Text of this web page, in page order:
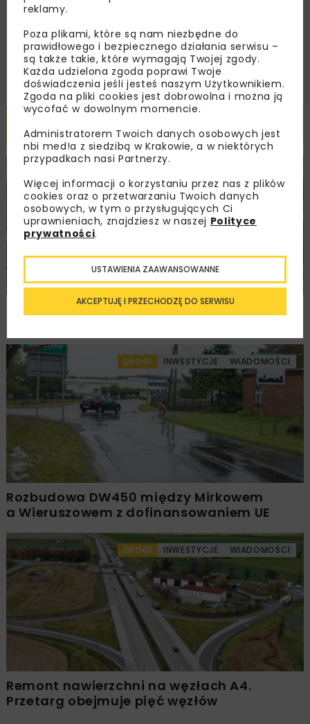
handlowej w postaci newslettera.
ZAPISZ MNIE
PKP PLK ogłosiły przetarg na odcinek Gdów
DROGI INWESTYCJE WIADOMOŚCI
Rozbudowa DW450 między Mirkowem
a Wieruszowem z dofinansowaniem UE
DROGI INWESTYCJE WIADOMOŚCI
Remont nawierzchni na węzłach A4.
Przetarg obejmuje pięć węzłów
reklamy.
Poza plikami, które są nam niezbędne do
prawidłowego i bezpiecznego działania serwisu –
są także takie, które wymagają Twojej zgody.
Każda udzielona zgoda poprawi Twoje
doświadczenia jeśli jesteś naszym Użytkownikiem.
Zgoda na pliki cookies jest dobrowolna i można ją
wycofać w dowolnym momencie.
Administratorem Twoich danych osobowych jest
nbi med!a z siedzibą w Krakowie, a w niektórych
przypadkach nasi Partnerzy.
Więcej informacji o korzystaniu przez nas z plików
cookies oraz o przetwarzaniu Twoich danych
osobowych, w tym o przysługujących Ci
uprawnieniach, znajdziesz w naszej Polityce
prywatności.
AKCEPTUJĘ I PRZECHODZĘ DO SERWISU
USTAWIENIA ZAAWANSOWANNE